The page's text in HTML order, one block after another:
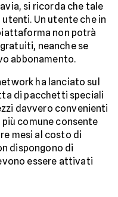
si ricorda che tale
Un utente che in
non potrà
neanche se
abbonamento.
ha lanciato sul
di pacchetti speciali
davvero convenienti
comune consente
mesi al costo di
dispongono di
essere attivati